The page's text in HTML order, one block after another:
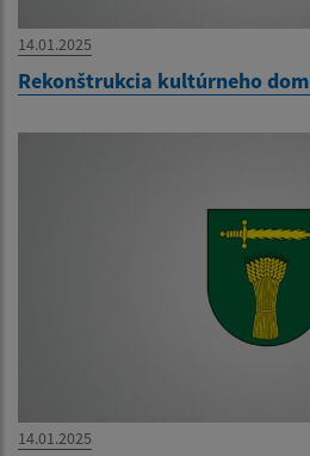
14.01.2025
Rekonštrukcia kultúrneho
14.01.2025